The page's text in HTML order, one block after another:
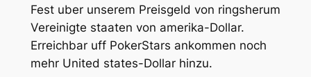
Fest uber unserem Preisgeld von ringsherum
Vereinigte staaten von amerika-Dollar.
Erreichbar uff PokerStars ankommen noch
mehr United states-Dollar hinzu.